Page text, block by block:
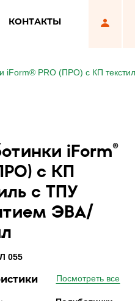
КОНТАКТЫ
iForm® PRO (ПРО) с КП
iForm®
с КП
с ТПУ
ЭВА/
055
Посмотреть все